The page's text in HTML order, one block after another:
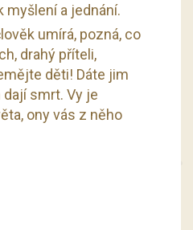
a jednání.
umírá, pozná, co
drahý příteli,
děti! Dáte jim
dají smrt. Vy je
ony vás z něho